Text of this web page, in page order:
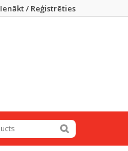
Ienākt / Reģistrēties